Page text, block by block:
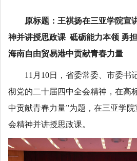
原标题：王祺扬在三亚学院宣
神并讲授思政课 砥砺能力本领 勇
海南自由贸易港中贡献青春力量
11月10日，省委常委、市委书
彻党的二十届四中全会精神，在高
中贡献青春力量”为题，在三亚学
会精神并讲授思政课。